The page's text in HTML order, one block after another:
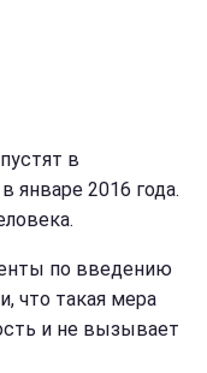
в
январе 2016 года.
по введению
что такая мера
и не вызывает